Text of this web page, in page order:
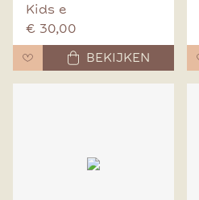
Kids e
€ 30,00
BEKIJKEN